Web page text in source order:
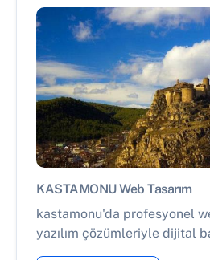
KASTAMONU Web Tasarım
kastamonu'da profesyonel
yazılım çözümleriyle dijital